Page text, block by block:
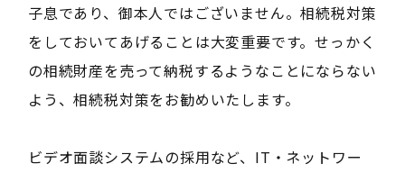
子息であり、御本人ではございません。相続税対策
をしておいてあげることは大変重要です。せっかく
の相続財産を売って納税するようなことにならない
よう、相続税対策をお勧めいたします。
ビデオ面談システムの採用など、IT・ネットワー